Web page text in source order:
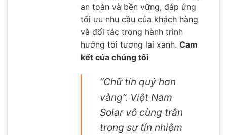
an toàn và bền vững, đáp ứng
tối ưu nhu cầu của khách hàng
và đối tác trong hành trình
hướng tới tương lai xanh. Cam
kết của chúng tôi
“Chữ tín quý hơn
vàng”. Việt Nam
Solar vô cùng trân
trọng sự tín nhiệm